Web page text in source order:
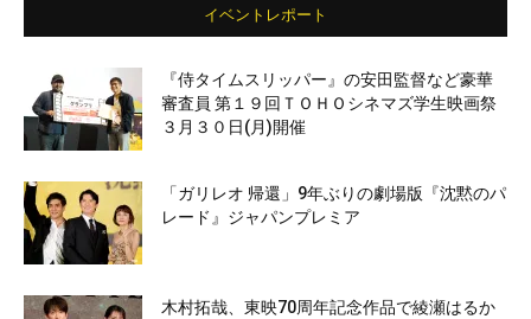
イベントレポート
『侍タイムスリッパー』の安田監督など豪華
審査員 第１９回ＴＯＨＯシネマズ学生映画祭
３月３０日(月)開催
「ガリレオ 帰還」9年ぶりの劇場版『沈黙のパ
レード』ジャパンプレミア
木村拓哉、東映70周年記念作品で綾瀬はるか